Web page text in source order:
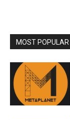
MOST POPULAR